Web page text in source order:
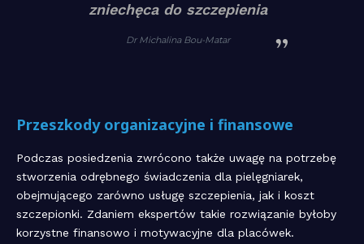
zniechęca do szczepienia
Dr Michalina Bou-Matar
Przeszkody organizacyjne i finansowe
Podczas posiedzenia zwrócono także uwagę na potrzebę
stworzenia odrębnego świadczenia dla pielęgniarek,
obejmującego zarówno usługę szczepienia, jak i koszt
szczepionki. Zdaniem ekspertów takie rozwiązanie byłoby
korzystne finansowo i motywacyjne dla placówek.